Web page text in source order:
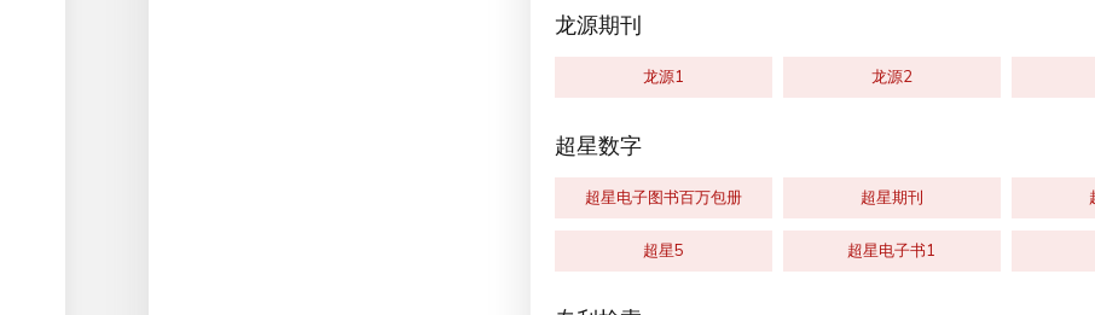
龙源期刊
龙源1 龙源2
超星数字
超星电子图书百万包册 超星期刊
超星5 超星电子书1